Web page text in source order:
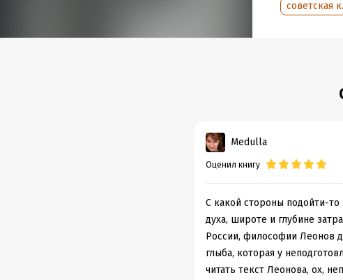
Вихровых, –
советская
Medulla
Оценил книгу
С какой стороны подойти-
духа, широте и глубине
России, философии Леонов
глыба, которая у
читать текст Леонова, ох,